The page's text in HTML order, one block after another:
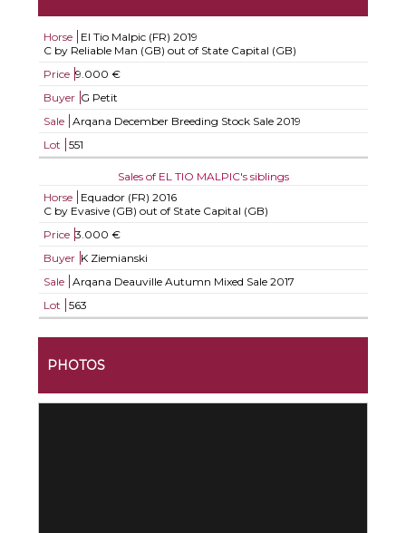
Horse El Tio Malpic (FR) 2019
C by Reliable Man (GB) out of State Capital (GB)
Price 9.000 €
Buyer G Petit
Sale
Arqana December Breeding Stock Sale 2019
Lot
551
Sales of EL TIO MALPIC's siblings
Horse
Equador (FR) 2016
C by Evasive (GB) out of State Capital (GB)
Price 3.000 €
Buyer K Ziemianski
Sale
Arqana Deauville Autumn Mixed Sale 2017
Lot
563
PHOTOS